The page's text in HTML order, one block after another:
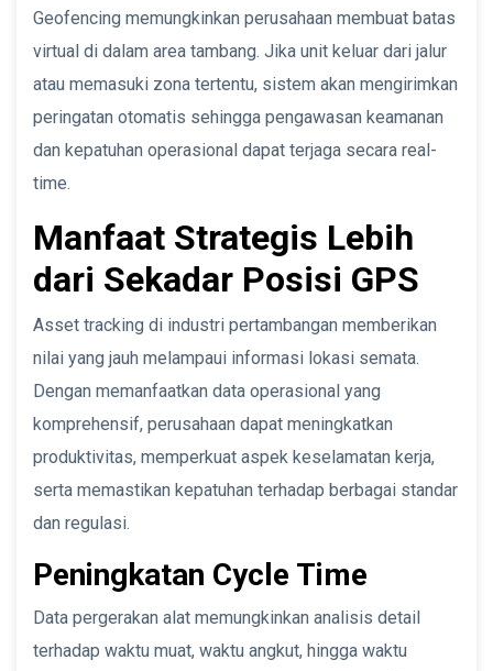
Geofencing memungkinkan perusahaan membuat batas
virtual di dalam area tambang. Jika unit keluar dari jalur
atau memasuki zona tertentu, sistem akan mengirimkan
peringatan otomatis sehingga pengawasan keamanan
dan kepatuhan operasional dapat terjaga secara real-
time.
Manfaat Strategis Lebih
dari Sekadar Posisi GPS
Asset tracking di industri pertambangan memberikan
nilai yang jauh melampaui informasi lokasi semata.
Dengan memanfaatkan data operasional yang
komprehensif, perusahaan dapat meningkatkan
produktivitas, memperkuat aspek keselamatan kerja,
serta memastikan kepatuhan terhadap berbagai standar
dan regulasi.
Peningkatan Cycle Time
Data pergerakan alat memungkinkan analisis detail
terhadap waktu muat, waktu angkut, hingga waktu